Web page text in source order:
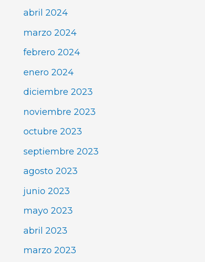
abril 2024
marzo 2024
febrero 2024
enero 2024
diciembre 2023
noviembre 2023
octubre 2023
septiembre 2023
agosto 2023
junio 2023
mayo 2023
abril 2023
marzo 2023